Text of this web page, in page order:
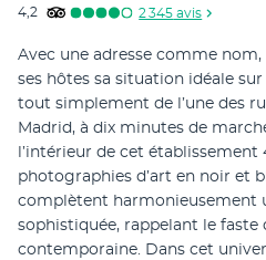
4,2 2 345 avis
Avec une adresse comme
ses hôtes sa situation idéale sur
tout simplement de l’une des
Madrid, à dix minutes de
l’intérieur de cet établissement
photographies d’art en noir et
complètent harmonieusement
sophistiquée, rappelant le faste
contemporaine. Dans cet